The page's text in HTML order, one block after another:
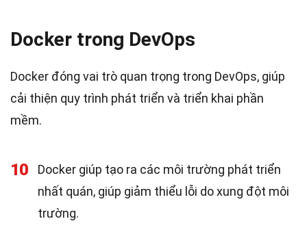
Docker trong DevOps
Docker đóng vai trò quan trọng trong DevOps, giúp
cải thiện quy trình phát triển và triển khai phần
mềm.
10
Docker giúp tạo ra các môi trường phát triển
nhất quán, giúp giảm thiểu lỗi do xung đột môi
trường.